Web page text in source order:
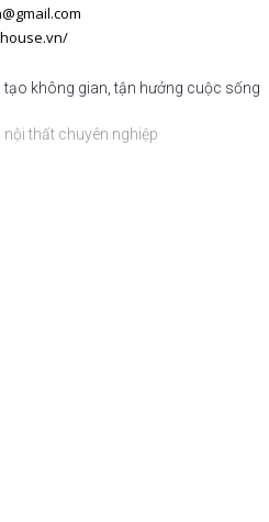
tạo không gian, tận hưởng cuộc sống
thất chuyên nghiệp